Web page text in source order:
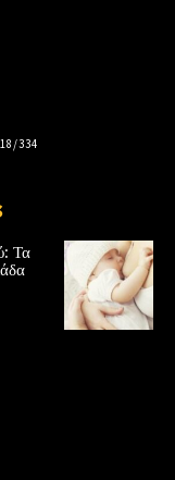
334
Τα